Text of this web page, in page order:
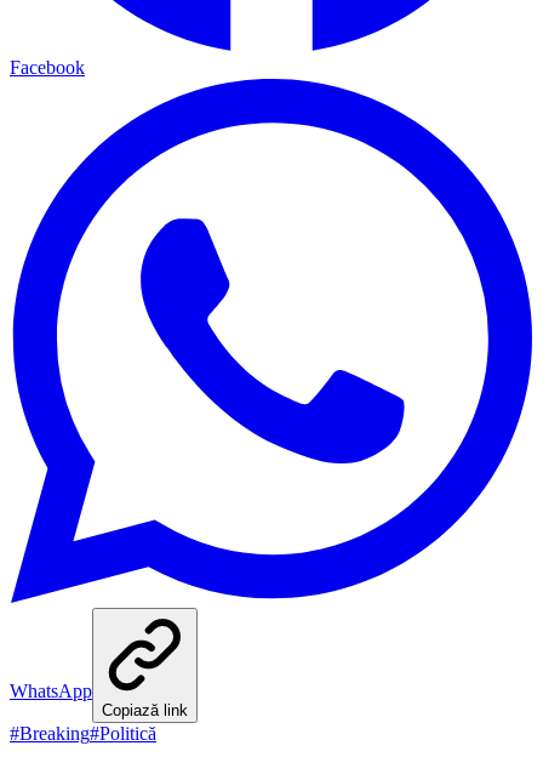
Facebook
WhatsApp
Copiază link
#Breaking#Politică